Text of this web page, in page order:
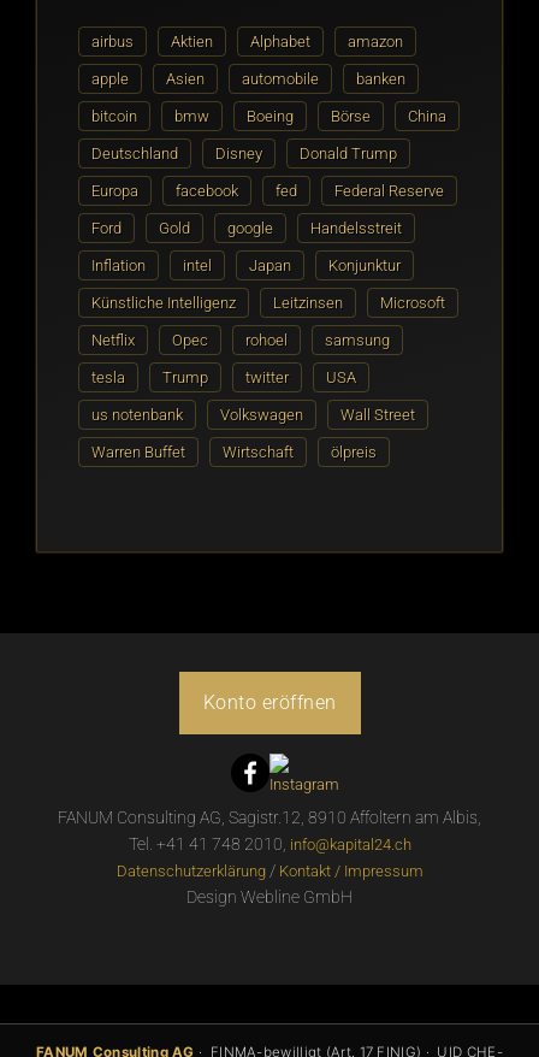
airbus Aktien Alphabet amazon
apple Asien automobile banken
bitcoin bmw Boeing Börse China
Deutschland Disney Donald Trump
Europa facebook fed Federal Reserve
Ford Gold google Handelsstreit
Inflation intel Japan Konjunktur
Künstliche Intelligenz Leitzinsen Microsoft
Netflix Opec rohoel samsung
tesla Trump twitter USA
us notenbank Volkswagen Wall Street
Warren Buffet Wirtschaft ölpreis
Konto eröffnen
FANUM Consulting AG, Sagistr.12, 8910 Affoltern am Albis,
Tel. +41 41 748 2010, info@kapital24.ch
Datenschutzerklärung/ Kontakt / Impressum
Design Webline GmbH
FANUM Consulting AG · FINMA-bewilligt (Art. 17 FINIG) · UID CHE-